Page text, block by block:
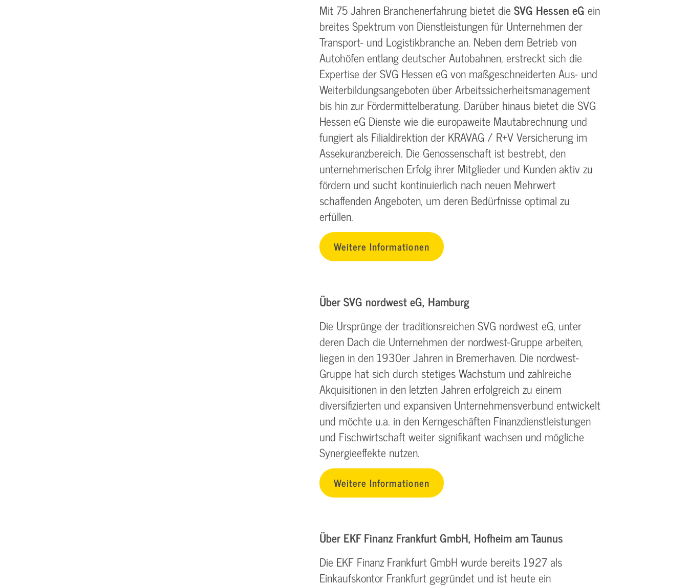
Mit 75 Jahren Branchenerfahrung bietet dieSVG Hessen eGein
breites Spektrum von Dienstleistungen für Unternehmen der
Transport- und Logistikbranche an. Neben dem Betrieb von
Autohöfen entlang deutscher Autobahnen, erstreckt sich die
Expertise der SVG Hessen eG von maßgeschneiderten Aus- und
Weiterbildungsangeboten über Arbeitssicherheitsmanagement
bis hin zur Fördermittelberatung. Darüber hinaus bietet die SVG
Hessen eG Dienste wie die europaweite Mautabrechnung und
fungiert als Filialdirektion der KRAVAG / R+V Versicherung im
Assekuranzbereich. Die Genossenschaft ist bestrebt, den
unternehmerischen Erfolg ihrer Mitglieder und Kunden aktiv zu
fördern und sucht kontinuierlich nach neuen Mehrwert
schaffenden Angeboten, um deren Bedürfnisse optimal zu
erfüllen.
Weitere Informationen
Über SVG nordwest eG, Hamburg
Die Ursprünge der traditionsreichen SVG nordwest eG, unter
deren Dach die Unternehmen der nordwest-Gruppe arbeiten,
liegen in den 1930er Jahren in Bremerhaven. Die nordwest-
Gruppe hat sich durch stetiges Wachstum und zahlreiche
Akquisitionen in den letzten Jahren erfolgreich zu einem
diversifizierten und expansiven Unternehmensverbund entwickelt
und möchte u.a. in den Kerngeschäften Finanzdienstleistungen
und Fischwirtschaft weiter signifikant wachsen und mögliche
Synergieeffekte nutzen.
Weitere Informationen
Über EKF Finanz Frankfurt GmbH, Hofheim am Taunus
Die EKF Finanz Frankfurt GmbH wurde bereits 1927 als
Einkaufskontor Frankfurt gegründet und ist heute ein